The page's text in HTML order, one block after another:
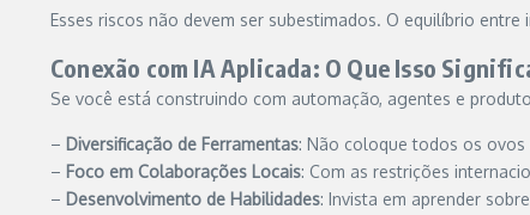
Esses riscos não devem ser subestimados. O equilíbrio
Conexão com IA Aplicada: O Que Isso
Se você está construindo com automação, agentes e
– Diversificação de Ferramentas: Não coloque todos os ovos
– Foco em Colaborações Locais: Com as restrições
– Desenvolvimento de Habilidades: Invista em aprender